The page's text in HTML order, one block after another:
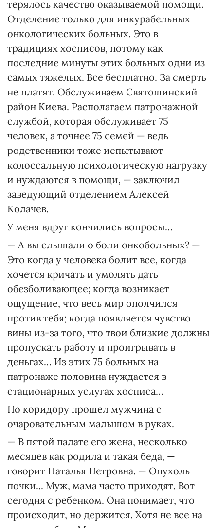
терялось качество оказываемой помощи.
Отделение только для инкурабельных
онкологических больных. Это в
традициях хосписов, потому как
последние минуты этих больных одни из
самых тяжелых. Все бесплатно. За смерть
не платят. Обслуживаем Святошинский
район Киева. Располагаем патронажной
службой, которая обслуживает 75
человек, а точнее 75 семей — ведь
родственники тоже испытывают
колоссальную психологическую нагрузку
и нуждаются в помощи, — заключил
заведующий отделением Алексей
Колачев.
У меня вдруг кончились вопросы…
— А вы слышали о боли онкобольных? —
Это когда у человека болит все, когда
хочется кричать и умолять дать
обезболивающее; когда возникает
ощущение, что весь мир ополчился
против тебя; когда появляется чувство
вины из-за того, что твои близкие должны
пропускать работу и проигрывать в
деньгах… Из этих 75 больных на
патронаже половина нуждается в
стационарных услугах хосписа…
По коридору прошел мужчина с
очаровательным малышом в руках.
— В пятой палате его жена, несколько
месяцев как родила и такая беда, —
говорит Наталья Петровна. — Опухоль
почки... Муж, мама часто приходят. Вот
сегодня с ребенком. Она понимает, что
происходит, но держится. Хотя не все на